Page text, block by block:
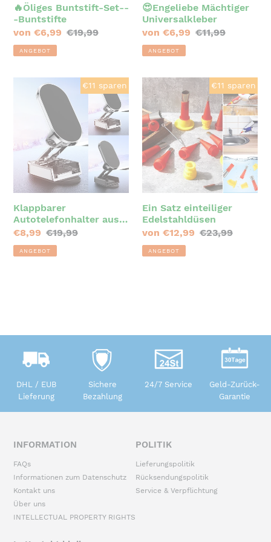
🔥Öliges Buntstift-Set--
-Buntstifte
Sonderpreis
von €6,99 Normaler
€19,99
ANGEBOT
😍Engeliebe Mächtiger
Universalkleber
Sonderpreis
von €6,99 Normaler
€11,99
ANGEBOT
Klappbarer
Autotelefonhalter
Klappbarer
Autotelefonhalter aus
Metall
Sonderpreis
€8,99 Normaler
Preis
€19,99
ANGEBOT
€11 sparen
Ein
Satz
einteiliger
Edelstahldüsen
Ein Satz einteiliger
Edelstahldüsen
Sonderpreis
von €12,99 Normaler
€23,99
ANGEBOT
€11 sparen
DHL / EUB
Lieferung
Sichere
Bezahlung
24/7 Service
Geld-Zurück-
Garantie
INFORMATION
FAQs
Informationen zum Datenschutz
Kontakt uns
Über uns
INTELLECTUAL PROPERTY RIGHTS
POLITIK
Lieferungspolitik
Rücksendungspolitik
Service & Verpflichtung